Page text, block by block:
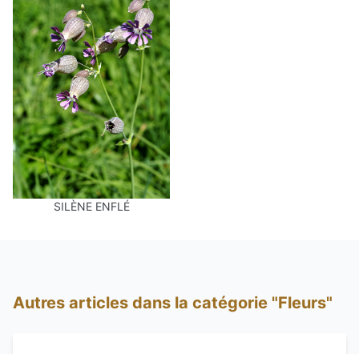
SILÈNE ENFLÉ
Autres articles dans la catégorie "Fleurs"